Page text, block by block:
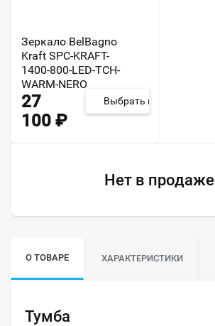
Зеркало BelBagno
Kraft SPC-KRAFT-
1400-800-LED-TCH-
WARM-NERO
27
100 ₽
Выбрать из 4
Нет в продаже
О ТОВАРЕ ХАРАКТЕРИСТИКИ
Тумба